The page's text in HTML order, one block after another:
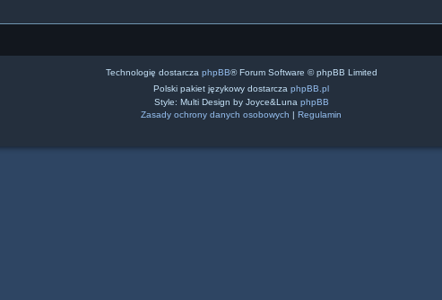
Technologię dostarcza phpBB® Forum Software © phpBB Limited
Polski pakiet językowy dostarcza phpBB.pl
Style: Multi Design by Joyce&Luna phpBB
Zasady ochrony danych osobowych | Regulamin